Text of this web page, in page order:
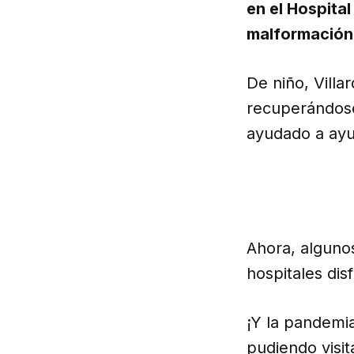
en el
De niño,
ayudado a
Ahora,
hospitales
¡Y la
pudiendo